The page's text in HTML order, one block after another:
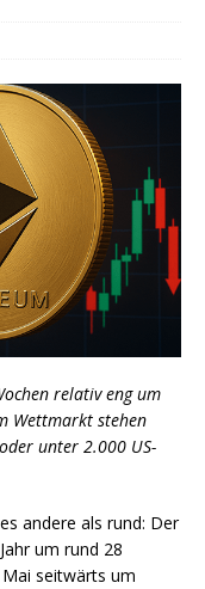
relativ eng um
Wettmarkt stehen
unter 2.000 US-
andere als rund: Der
um rund 28
seitwärts um